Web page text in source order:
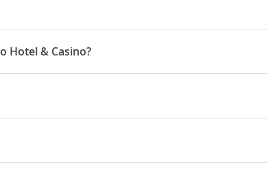
Hotel & Casino?
y la salida hasta las 11:00 horas
Srip, en la ciudad de Las Vegas. Podrás ir de compras al
andando.
South